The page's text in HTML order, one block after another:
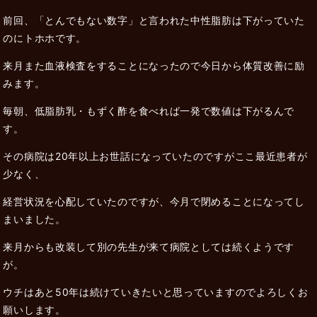
前回、「とんでもない数字」と言われた中性脂肪は下がっていた
のにトホホです。
来月また血液検査をすることになったので今日から体質改善に励
みます。
毎朝、低脂肪乳・もずく酢を食べれば一発で数値は下がるんで
す。
その病院は20年以上お世話になっていたのですがここ最近患者が
少なく、
経営状況を心配していたのですが、今月で閉めることになってし
まいました。
来月からも改装して別の先生が来て病院としては続くようです
が。
ウチはあと50年は続けていきたいと思っていますのでよろしくお
願いします。